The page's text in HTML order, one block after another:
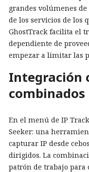
grandes volúmenes
de los servicios de los
GhostTrack facilita el
dependiente de
empezar a limitar las
Integración
combinados
En el menú de IP
Seeker: una
capturar IP desde
dirigidos. La
patrón de trabajo